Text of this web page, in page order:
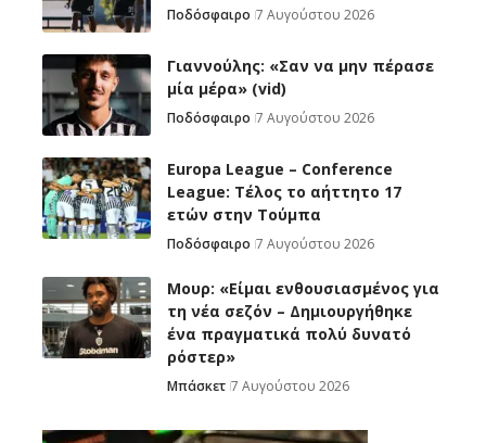
Ποδόσφαιρο 7 Αυγούστου 2026
Γιαννούλης: «Σαν να μην πέρασε
μία μέρα» (vid)
Ποδόσφαιρο 7 Αυγούστου 2026
Europa League – Conference
League: Τέλος το αήττητο 17
ετών στην Τούμπα
Ποδόσφαιρο 7 Αυγούστου 2026
Μουρ: «Είμαι ενθουσιασμένος για
τη νέα σεζόν – Δημιουργήθηκε
ένα πραγματικά πολύ δυνατό
ρόστερ»
Μπάσκετ 7 Αυγούστου 2026